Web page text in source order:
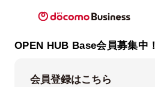
OPEN HUB Base会員募集中！
会員登録はこちら